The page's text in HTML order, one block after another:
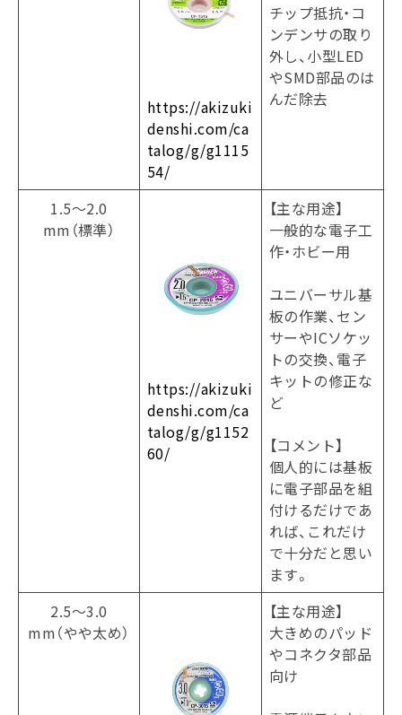
https://akizuki
denshi.com/ca
talog/g/g1115
54/
チップ抵抗・コ
ンデンサの取り
外し、小型LED
やSMD部品のは
んだ除去
1.5～2.0
mm（標準）
https://akizuki
denshi.com/ca
talog/g/g1152
60/
【主な用途】
一般的な電子工
作・ホビー用
ユニバーサル基
板の作業、セン
サーやICソケッ
トの交換、電子
キットの修正な
ど
【コメント】
個人的には基板
に電子部品を組
付けるだけであ
れば、これだけ
で十分だと思い
ます。
2.5～3.0
mm（やや太め）
【主な用途】
大きめのパッド
やコネクタ部品
向け